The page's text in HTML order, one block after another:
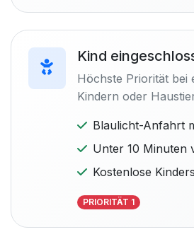
Kind
Höchste Priorität bei
Kindern oder
Blaulicht-Anfahrt
Unter 10 Minuten
Kostenlose
PRIORITÄT 1